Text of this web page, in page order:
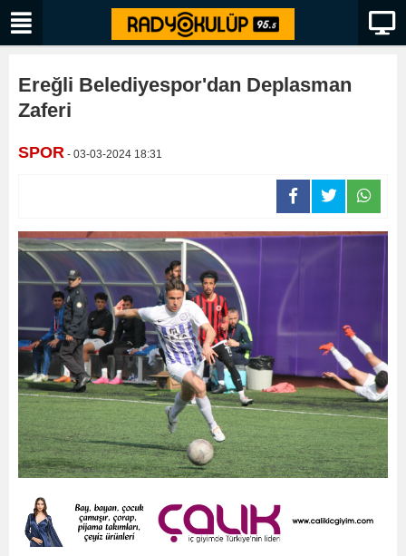
Ereğli Belediyespor'dan Deplasman
Zaferi
SPOR - 03-03-2024 18:31